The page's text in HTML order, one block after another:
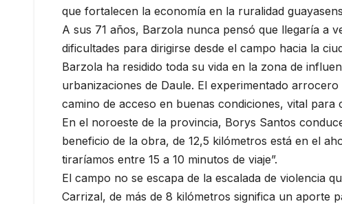
que fortalecen la economía en la ruralidad
A sus 71 años, Barzola nunca pensó que llegaría a
dificultades para dirigirse desde el campo hacia la
Barzola ha residido toda su vida en la zona de
urbanizaciones de Daule. El experimentado
camino de acceso en buenas condiciones, vital
En el noroeste de la provincia, Borys Santos
beneficio de la obra, de 12,5 kilómetros está en el
tiraríamos entre 15 a 10 minutos de viaje”.
El campo no se escapa de la escalada de violencia
Carrizal, de más de 8 kilómetros significa un aporte